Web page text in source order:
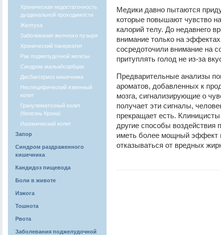
Хроническая недостаточность
дуоденальной проходимости
Желтуха
Заболевания желчного пузыря
Хронический панкреатит
Рак поджелудочной железы
Синдром мальабсорбции
Дисбактериоз кишечника
Неспецифический язвенный
колит
Гранулематозный колит
(болезнь Крона)
Ишемический колит
Запор
Синдром раздраженного
кишечника
Кандидоз пищевода
Боли в животе
Изжога
Тошнота
Рвота
Заболевания поджелудочной
Медики давно пытаются
которые повышают чувство
калорий телу. До недавнего
внимание только на
сосредоточили внимание на
притуплять голод не из-за
Предварительные анализы
ароматов, добавленных к
мозга, сигнализирующие о
получает эти сигналы,
прекращает есть.
другие способы воздействия
иметь более мощный эффект
отказываться от вредных